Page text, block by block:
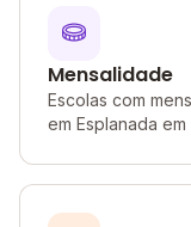
Mensalidade
Escolas com
em Esplanada